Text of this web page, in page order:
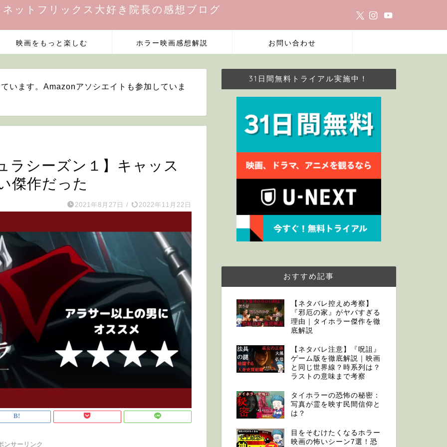
ネットフリックス大好き院長の感想ブログ
映画をもっと楽しむ ホラー映画感想解説 お問い合わせ
います。Amazonアソシエイトも参加していま
ラシーズン１】キャッス
傑作だった
2021年8月27日 / 2022年11月22日
ンサーリンク
31日間無料トライアル実施中！
おすすめ記事
【ネタバレ控えめ考察】
『邪厄の家』がヤバすぎる
理由｜タイホラー傑作を徹
底解説
【ネタバレ注意】『呪詛』
ゲーム版を徹底解説｜映画
と同じ世界線？時系列は？
ラストの意味まで考察
タイホラーの恐怖の秘密：
写真が霊を映す民間信仰と
は？
目をそむけたくなるホラー
映画の怖いシーン7選！恐